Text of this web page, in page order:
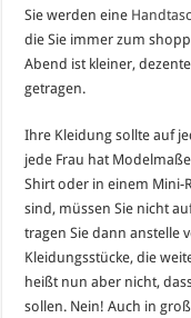
Sie werden eine
die Sie immer zum
Abend ist kleiner,
getragen.
Ihre Kleidung sollte auf
jede Frau hat
Shirt oder in einem Mini-
sind, müssen Sie nicht
tragen Sie dann anstelle
Kleidungsstücke, die
heißt nun aber nicht,
sollen. Nein! Auch in